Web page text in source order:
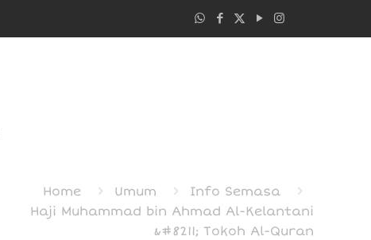
Home Umum
Info Semasa
Haji Muhammad bin Ahmad Al-Kelantani
&#8211; Tokoh Al-Quran